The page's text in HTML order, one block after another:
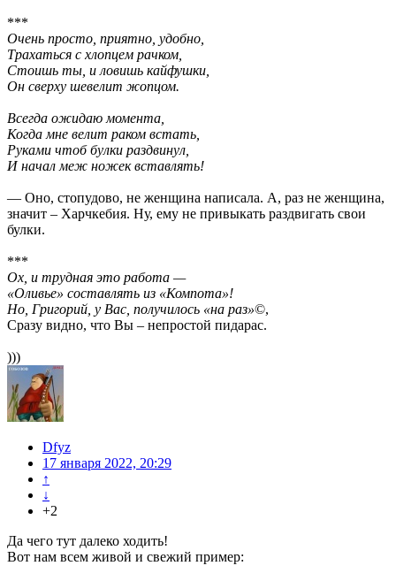
***
Очень просто, приятно, удобно,
Трахаться с хлопцем рачком,
Стоишь ты, и ловишь кайфушки,
Он сверху шевелит жопцом.
Всегда ожидаю момента,
Когда мне велит раком встать,
Руками чтоб булки раздвинул,
И начал меж ножек вставлять!
— Оно, стопудово, не женщина написала. А, раз не женщина,
значит – Харчкебия. Ну, ему не привыкать раздвигать свои
булки.
***
Ох, и трудная это работа —
«Оливье» составлять из «Компота»!
Но, Григорий, у Вас, получилось «на раз»©,
Сразу видно, что Вы – непростой пидарас.
)))
Dfyz
17 января 2022, 20:29
↑
↓
+2
Да чего тут далеко ходить!
Вот нам всем живой и свежий пример: